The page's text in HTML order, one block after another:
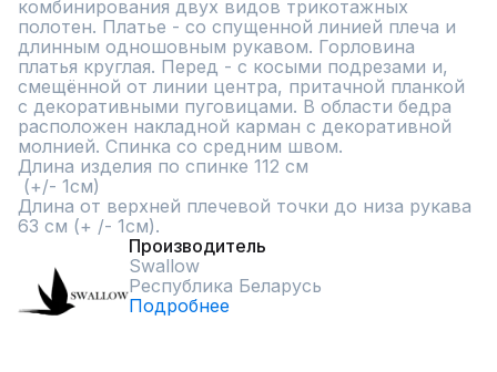
комбинирования двух видов трикотажных
полотен. Платье - со спущенной линией плеча и
длинным одношовным рукавом. Горловина
платья круглая. Перед - с косыми подрезами и,
смещённой от линии центра, притачной планкой
с декоративными пуговицами. В области бедра
расположен накладной карман с декоративной
молнией. Спинка со средним швом.
Длина изделия по спинке 112 см
Длина от верхней плечевой точки до низа рукава
63 см (+ /- 1см).
Производитель
Swallow
Республика Беларусь
Подробнее